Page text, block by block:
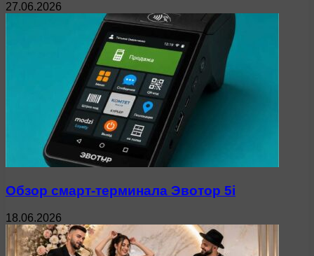
27.06.2026
Обзор смарт-терминала Эвотор 5i
18.06.2026